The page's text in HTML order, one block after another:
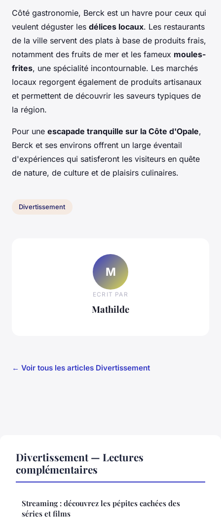
Côté gastronomie, Berck est un havre pour ceux qui
veulent déguster les délices locaux. Les restaurants
de la ville servent des plats à base de produits frais,
notamment des fruits de mer et les fameux moules-
frites, une spécialité incontournable. Les marchés
locaux regorgent également de produits artisanaux
et permettent de découvrir les saveurs typiques de
la région.
Pour une escapade tranquille sur la Côte d'Opale,
Berck et ses environs offrent un large éventail
d'expériences qui satisferont les visiteurs en quête
de nature, de culture et de plaisirs culinaires.
Divertissement
M
ECRIT PAR
Mathilde
← Voir tous les articles Divertissement
Divertissement — Lectures
complémentaires
Streaming : découvrez les pépites cachées des
séries et films